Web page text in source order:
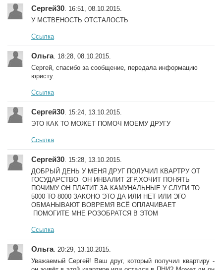
Сергей30 . 16:51, 08.10.2015.
У МСТВЕНОСТЬ ОТСТАЛОСТЬ
Ссылка
Ольга. 18:28, 08.10.2015.
Сергей, спасибо за сообщение, передала информацию
юристу.
Ссылка
Сергей30 . 15:24, 13.10.2015.
ЭТО КАК ТО МОЖЕТ ПОМОЧ МОЕМУ ДРУГУ
Ссылка
Сергей30 . 15:28, 13.10.2015.
ДОБРЫЙ ДЕНЬ У МЕНЯ ДРУГ ПОЛУЧИЛ КВАРТРУ ОТ
ГОСУДАРСТВО ОН ИНВАЛИТ 2ГР.ХОЧИТ ПОНЯТЬ
ПОЧИМУ ОН ПЛАТИТ ЗА КАМУНАЛЬНЫЕ У СЛУГИ ТО
5000 ТО 8000 ЗАКОНО ЭТО ДА ИЛИ НЕТ ИЛИ ЭГО
ОБМАНЫВАЮТ ВОВРЕМЯ ВСЁ ОПЛАЧИВАЕТ
ПОМОГИТЕ МНЕ РОЗОБРАТСЯ В ЭТОМ
Ссылка
Ольга. 20:29, 13.10.2015.
Уважаемый Сергей! Ваш друг, который получил квартиру -